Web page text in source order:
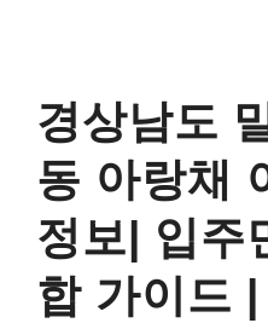
경상남도
동 아랑채
정보| 입주
합 가이드